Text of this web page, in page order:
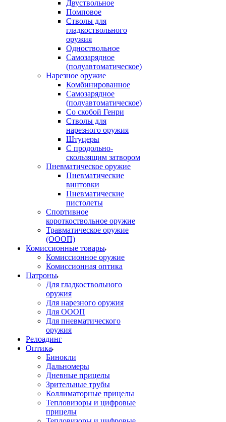
Двуствольное
Помповое
Стволы для
гладкоствольного
оружия
Одноствольное
Самозарядное
(полуавтоматическое)
Нарезное оружие
Комбинированное
Самозарядное
(полуавтоматическое)
Со скобой Генри
Стволы для
нарезного оружия
Штуцеры
С продольно-
скользящим затвором
Пневматическое оружие
Пневматические
винтовки
Пневматические
пистолеты
Спортивное
короткоствольное оружие
Травматическое оружие
(ОООП)
Комиссионные товары
Комиссионное оружие
Комиссионная оптика
Патроны
Для гладкоствольного
оружия
Для нарезного оружия
Для ОООП
Для пневматического
оружия
Релоадинг
Оптика
Бинокли
Дальномеры
Дневные прицелы
Зрительные трубы
Коллиматорные прицелы
Тепловизоры и цифровые
прицелы